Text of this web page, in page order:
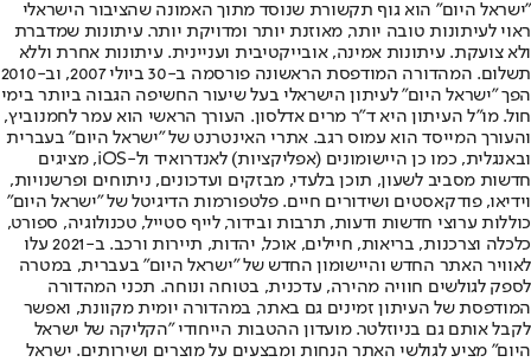
"ישראל היום" הוא גוף תקשורת שנוסד מתוך האמונה שהציבור הישראלי
ראוי לעיתונות טובה יותר, מאוזנת יותר ומדויקת יותר. עיתונות שמדברת
ולא צועקת. עיתונות אמינה, אובייקטיבית ועניינית. עיתונות אחרת וללא
תשלום. המהדורה המודפסת הראשונה פורסמה ב-30 ביולי 2007, וב-2010
הפך "ישראל היום" לעיתון הישראלי בעל שיעור החשיפה הגבוה ביותר בימי
חול. מו"ל העיתון היא ד"ר מרים אדלסון. העורך הראשי הוא עמר לחמנוביץ,
והעורך המייסד הוא עמוס רגב. אתרי האינטרנט של "ישראל היום" בעברית
ובאנגלית, כמו כן היישומונים (אפליקציות) לאנדרואיד ול-iOS, מציגים
חדשות מסביב לשעון, תוכן בלעדי, מבזקים ועדכונים, ניתוחים ופרשנויות,
וידיאו, פודקאסטים ושידורים חיים. פלטפורמות הדיגיטל של "ישראל היום"
כוללות ערוצי חדשות ודעות, תרבות ובידור, לייף סטייל, טכנולוגיה, ספורט,
כלכלה וצרכנות, בריאות, חיילים, אוכל, יהדות, תיירות ורכב. ב-2021 עלו
לאוויר האתר החדש והיישומון החדש של "ישראל היום" בעברית, במטרה
לספק לגולשים חוויה מהירה, עדכנית, בטוחה ונוחה. תכני המהדורה
המודפסת של העיתון זמינים גם באתר, במהדורה יומית מקוונת, ואפשר
לקבל אותם גם בניוזלטר. מועדון ההטבות הייחודי "הקליקה של ישראל
היום" מציע לגולשי האתר הנחות ומבצעים על מוצרים ושירותים. ישראל